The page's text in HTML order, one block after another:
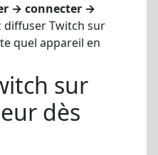
→ connecter →
diffuser Twitch sur
quel appareil en
sur
dès